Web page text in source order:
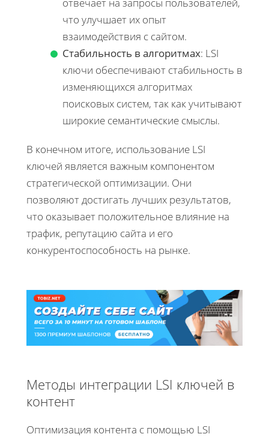
что улучшает их опыт
взаимодействия с сайтом.
Стабильность в алгоритмах: LSI
ключи обеспечивают стабильность в
изменяющихся алгоритмах
поисковых систем, так как учитывают
широкие семантические смыслы.
В конечном итоге, использование LSI
ключей является важным компонентом
стратегической оптимизации. Они
позволяют достигать лучших результатов,
что оказывает положительное влияние на
трафик, репутацию сайта и его
конкурентоспособность на рынке.
Методы интеграции LSI ключей в
контент
Оптимизация контента с помощью LSI